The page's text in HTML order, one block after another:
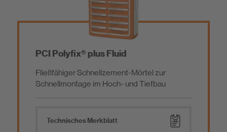
PCI Polyfix® plus Fluid
Fließfähiger Schnellzement-Mörtel zur
Schnellmontage im Hoch- und Tiefbau
Technisches Merkblatt